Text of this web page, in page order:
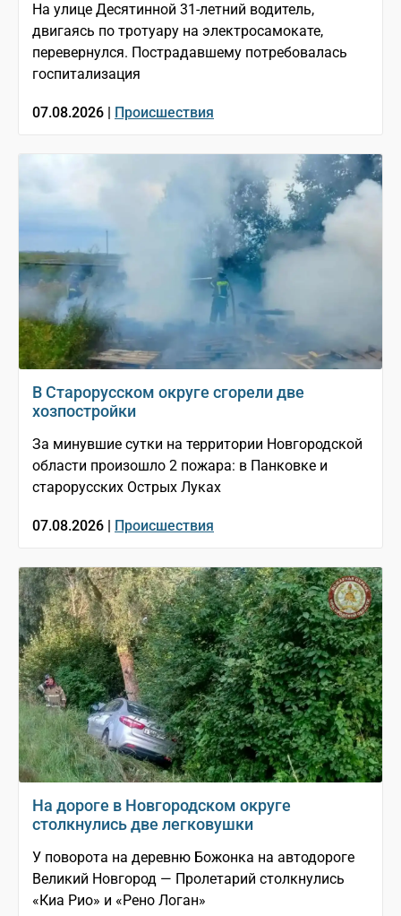
На улице Десятинной 31-летний водитель,
двигаясь по тротуару на электросамокате,
перевернулся. Пострадавшему потребовалась
госпитализация
07.08.2026 | Происшествия
В Старорусском округе сгорели две
хозпостройки
За минувшие сутки на территории Новгородской
области произошло 2 пожара: в Панковке и
старорусских Острых Луках
07.08.2026 | Происшествия
На дороге в Новгородском округе
столкнулись две легковушки
У поворота на деревню Божонка на автодороге
Великий Новгород — Пролетарий столкнулись
«Киа Рио» и «Рено Логан»